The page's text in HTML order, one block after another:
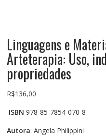
Linguagens e
Arteterapia: Uso,
propriedades
R$136,00
ISBN 978-85-7854-070-8
Autora: Angela Philippini